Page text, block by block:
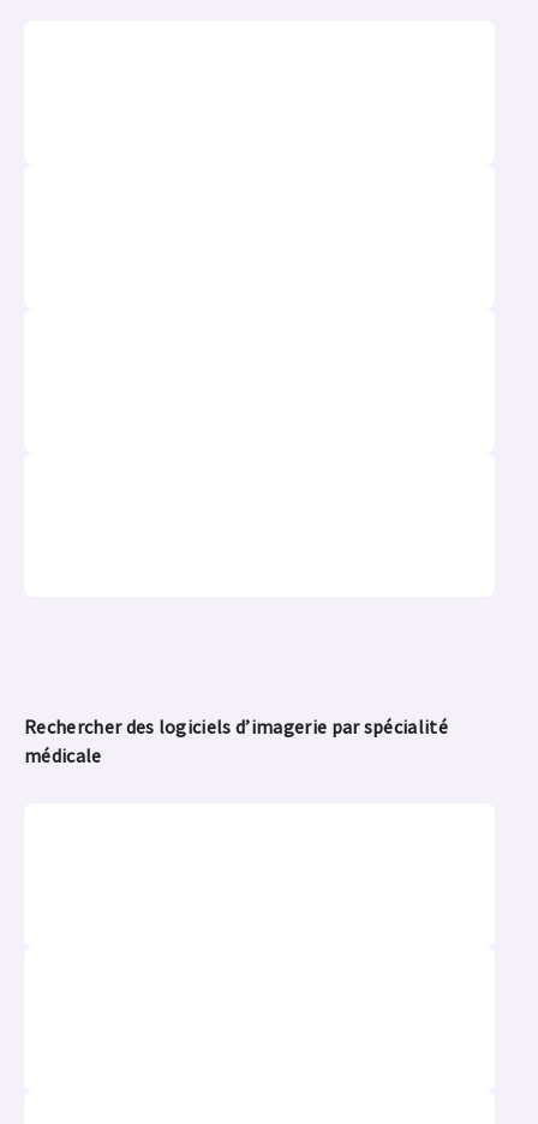
Rechercher des logiciels d’imagerie par spécialité
médicale